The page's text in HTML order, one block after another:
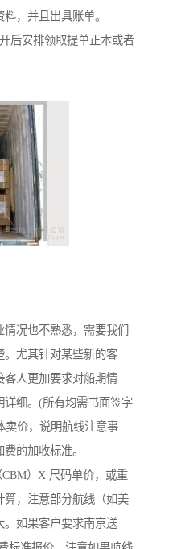
，并且出具账单。
后安排领取提单正本或者
况也不熟悉，需要我们
。尤其针对某些新的客
客人更加要求对船期情
详细。(所有均需书面签字
卖价，说明航线注意事
的加收标准。
）X 尺码单价，或重
，注意部分航线（如美
。如果客户要求南京送